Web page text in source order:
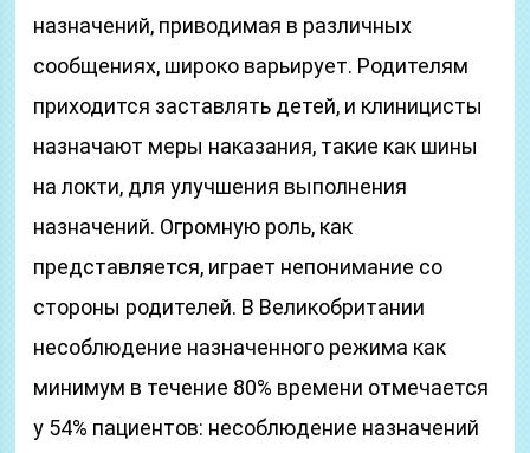
назначений, приводимая в различных
сообщениях, широко варьирует. Родителям
приходится заставлять детей, и клиницисты
назначают меры наказания, такие как шины
на локти, для улучшения выполнения
назначений. Огромную роль, как
представляется, играет непонимание со
стороны родителей. В Великобритании
несоблюдение назначенного режима как
минимум в течение 80% времени отмечается
у 54% пациентов: несоблюдение назначений